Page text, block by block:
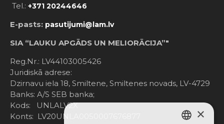
Tel.: +371 20244646
E-pasts: pasutijumi@lam.lv
SIA “LAUKU APGĀDS UN MELIORĀCIJA”"
Reg.Nr.: LV44103005426
Juridiskā adrese:
Dzirnavu iela 18, Smiltene, Smiltenes novads, LV-4729
Banks: A/S SEB banka;
Kods: UNLALV2X
Konts: LV20UNLA0050007676877
×